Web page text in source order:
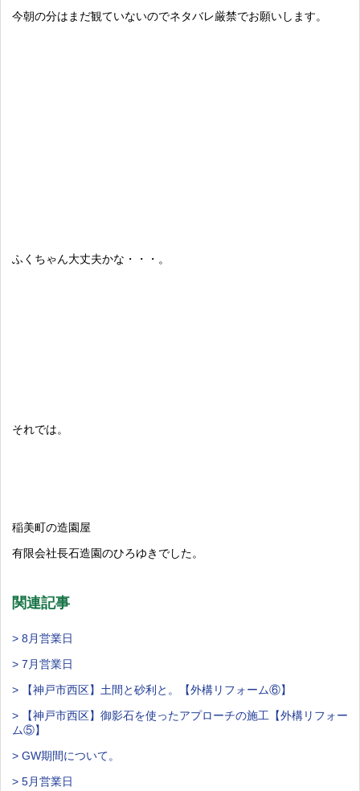
今朝の分はまだ観ていないのでネタバレ厳禁でお願いします。
ふくちゃん大丈夫かな・・・。
それでは。
稲美町の造園屋
有限会社長石造園のひろゆきでした。
関連記事
> 8月営業日
> 7月営業日
> 【神戸市西区】土間と砂利と。【外構リフォーム⑥】
> 【神戸市西区】御影石を使ったアプローチの施工【外構リフォー
ム⑤】
> GW期間について。
> 5月営業日